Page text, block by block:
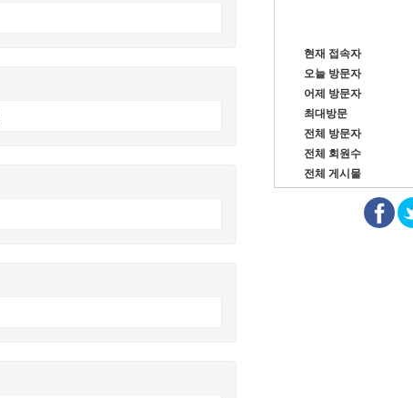
현재 접속자
오늘 방문자
어제 방문자
최대방문
전체 방문자
전체 회원수
전체 게시물